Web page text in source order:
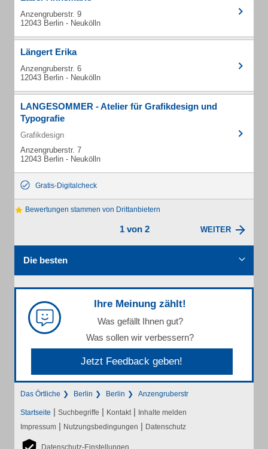
Anzengruberstr. 9
12043 Berlin - Neukölln
Längert Erika
Anzengruberstr. 6
12043 Berlin - Neukölln
LANGESOMMER - Atelier für Grafikdesign und
Typografie
Grafikdesign
Anzengruberstr. 7
12043 Berlin - Neukölln
Gratis-Digitalcheck
Bewertungen stammen von Drittanbietern
1 von 2 WEITER
Die besten
Ihre Meinung zählt!
Was gefällt Ihnen gut?
Was sollen wir verbessern?
Jetzt Feedback geben!
Das Örtliche Berlin Berlin Anzengruberstr
Startseite | Suchbegriffe | Kontakt | Inhalte melden
Impressum | Nutzungsbedingungen | Datenschutz